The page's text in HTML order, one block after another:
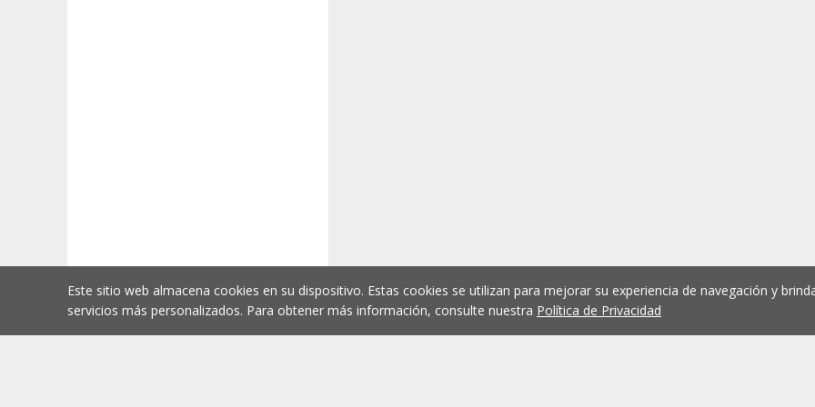
Este sitio web almacena cookies en su dispositivo. Estas cookies se utilizan para mejorar su experiencia de navegación y
servicios más personalizados. Para obtener más información, consulte nuestra Política de Privacidad